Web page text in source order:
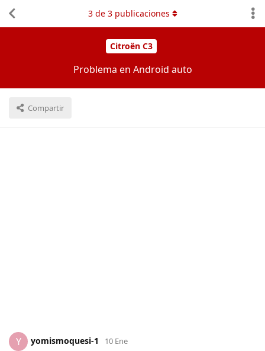
Citroën C3
Problema en Android auto
Compartir
3de 3publicaciones
Y yomismoquesi-1 10 Ene